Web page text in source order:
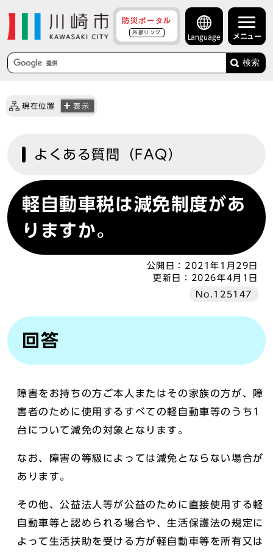
防災ポータル
外部リンク
Language メニュー
検索
現在位置 表示
よくある質問（FAQ）
軽自動車税は減免制度があ
りますか。
公開日： 2021年1月29日
更新日：
2026年4月1日
No.125147
回答
障害をお持ちの方ご本人またはその家族の方が、障
害者のために使用するすべての軽自動車等のうち1
台について減免の対象となります。
なお、障害の等級によっては減免とならない場合が
あります。
その他、公益法人等が公益のために直接使用する軽
自動車等と認められる場合や、生活保護法の規定に
よって生活扶助を受ける方が軽自動車等を所有又は